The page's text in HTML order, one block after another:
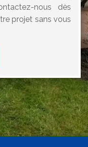
nous dès
projet sans vous